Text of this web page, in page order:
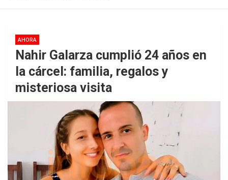
AHORA
Nahir Galarza cumplió 24 años en
la cárcel: familia, regalos y
misteriosa visita